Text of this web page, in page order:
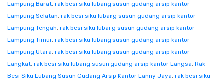
Lampung Barat, rak besi siku lubang susun gudang arsip kantor
Lampung Selatan, rak besi siku lubang susun gudang arsip kantor
Lampung Tengah, rak besi siku lubang susun gudang arsip kantor
Lampung Timur, rak besi siku lubang susun gudang arsip kantor
Lampung Utara, rak besi siku lubang susun gudang arsip kantor
Langkat, rak besi siku lubang susun gudang arsip kantor Langsa, Rak
Besi Siku Lubang Susun Gudang Arsip Kantor Lanny Jaya, rak besi siku